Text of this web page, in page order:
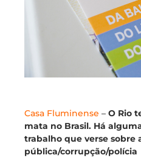
Casa Fluminense – O Rio
mata no Brasil. Há
trabalho que verse sobre
pública/corrupção/polícia